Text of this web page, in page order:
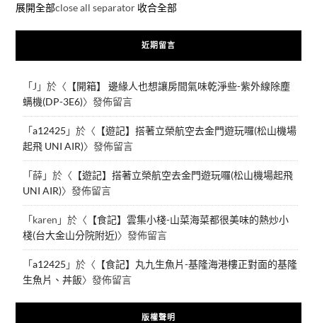
展開全部close all separator 收合全部
近期留言
「J 」於〈 【開箱】 邊緣人也想讓房間氣味乾淨些-紫外線除塵
螨機(DP-3E6)〉發佈留言
「a12425 」於〈 【遊記】搭著立榮航空去金門遊玩囉(松山機場
起飛 UNI AIR)〉發佈留言
「薛」於〈 【遊記】搭著立榮航空去金門遊玩囉(松山機場起飛
UNI AIR)〉發佈留言
「karen 」於〈 【食記】雲集小棧-山菜海菜都很美味的熱炒小
棧(台大金山分院附近)〉發佈留言
「a12425 」於〈 【食記】丸九生魚片-基隆海港樓正對面的基隆
生魚片、丼飯〉發佈留言
版權聲明